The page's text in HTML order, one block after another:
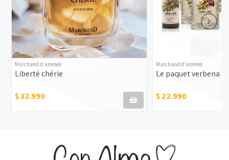
Marchand d'aromes
Liberté chérie
$ 32.990
Marchand d'aromes
Le paquet verbena
$ 22.990